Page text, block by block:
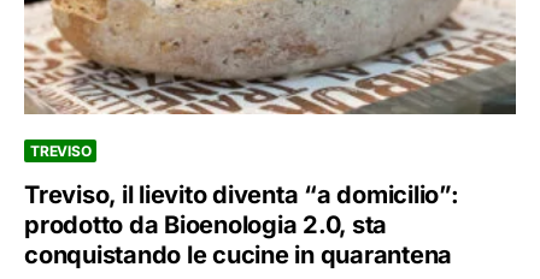
TREVISO
Treviso, il lievito diventa “a domicilio”:
prodotto da Bioenologia 2.0, sta
conquistando le cucine in quarantena